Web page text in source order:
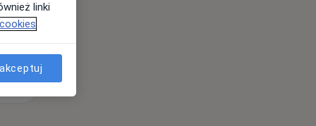
linki